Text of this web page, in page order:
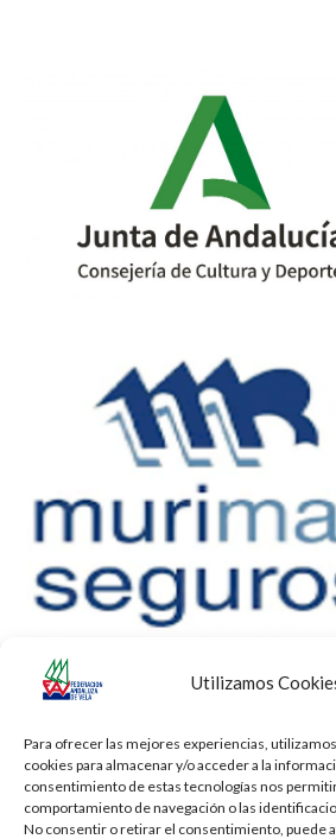
Utilizamos
Para ofrecer las mejores experiencias,
cookies para almacenar y/o acceder a la
consentimiento de estas tecnologías nos
comportamiento de navegación o las
No consentir o retirar el consentimiento, puede